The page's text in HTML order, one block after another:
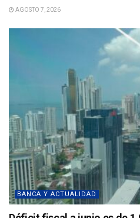
AGOSTO 7, 2026
BANCA Y ACTUALIDAD